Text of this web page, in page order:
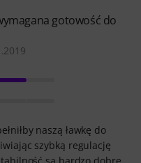
gotowość do
naszą ławkę do
szybką regulację
są bardzo dobre